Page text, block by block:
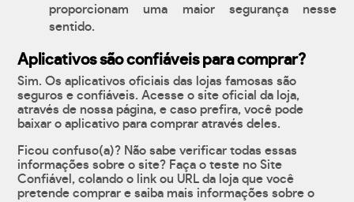
proporcionam uma maior segurança nesse
sentido.
Aplicativos são confiáveis para comprar?
Sim. Os aplicativos oficiais das lojas famosas são
seguros e confiáveis. Acesse o site oficial da loja,
através de nossa página, e caso prefira, você pode
baixar o aplicativo para comprar através deles.
Ficou confuso(a)? Não sabe verificar todas essas
informações sobre o site? Faça o teste no Site
Confiável, colando o link ou URL da loja que você
pretende comprar e saiba mais informações sobre o